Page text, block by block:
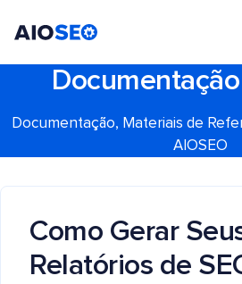
Documentação, Materiais de
AIOSEO
Como Gerar
Relatórios de